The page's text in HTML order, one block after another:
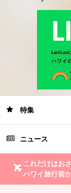
特集
ニュース
これだけはお
ハワイ旅行前